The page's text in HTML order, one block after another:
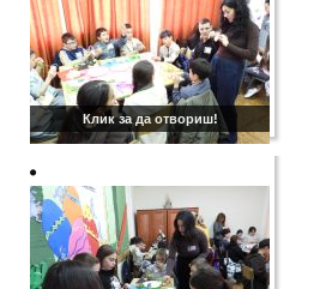
Клик за да отвориш!